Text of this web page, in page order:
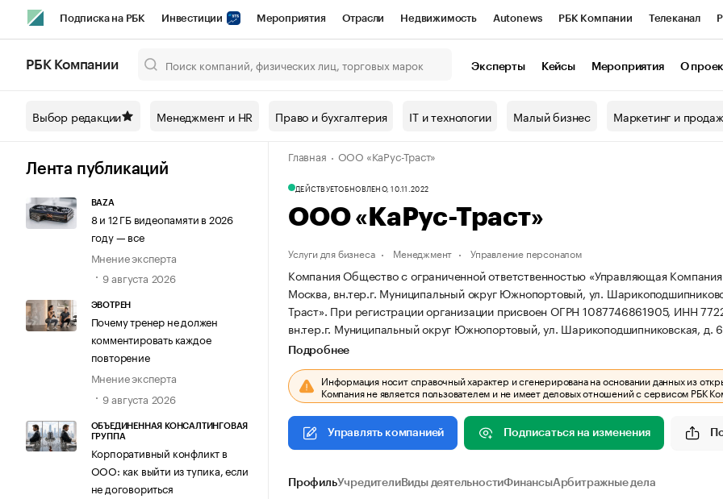
Подписка на РБК Инвестиции Мероприятия Отрасли Недвижимость Autonews РБК Компании Телеканал
Спецпроекты СПб Конференции СПб Спецпроекты Проверка контрагентов
Технологии и медиа Рынок наличной валюты
РБК Компании Эксперты Кейсы Мероприятия О
Выбор редакции Менеджмент и HR Право и бухгалтерия IT и технологии Малый бизнес Маркетинг и
Лента публикаций
BAZA
8 и 12 ГБ видеопамяти в 2026
году — все
Мнение эксперта
9 августа 2026
ЭВОТРЕН
Почему тренер не должен
комментировать каждое
повторение
Мнение эксперта
9 августа 2026
ОБЪЕДИНЕННАЯ КОНСАЛТИНГОВАЯ
ГРУППА
Корпоративный конфликт в
ООО: как выйти из тупика, если
не договориться
Главная ООО «КаРус-Траст»
ДЕЙСТВУЕТОБНОВЛЕНО, 10.11.2022
ООО «КаРус-Траст»
Услуги для бизнеса Менеджмент Управление персоналом
Компания Общество с ограниченной ответственностью «Управляющая
Москва, вн.тер.г. Муниципальный округ Южнопортовый, ул.
Траст». При регистрации организации присвоен ОГРН 1087746861905, ИНН
вн.тер.г. Муниципальный округ Южнопортовый, ул. Шарикоподшипниковская, д.
Подробнее
Информация носит справочный характер и сгенерирована на основании данных из
Компания не является пользователем и не имеет деловых отношений с сервисом РБК
Управлять компанией Подписаться на изменения
ПрофильУчредителиВиды деятельностиФинансыАрбитражные дела